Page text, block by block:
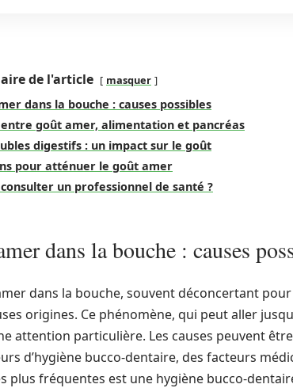
de l'article masquer
dans la bouche : causes possibles
goût amer, alimentation et pancréas
digestifs : un impact sur le goût
pour atténuer le goût amer
un professionnel de santé ?
dans la bouche : causes
dans la bouche, souvent déconcertant
origines. Ce phénomène, qui peut aller
attention particulière. Les causes peuvent
d’hygiène bucco-dentaire, des facteurs
plus fréquentes est une hygiène bucco-